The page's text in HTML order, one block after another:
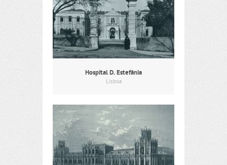
Hospital D. Estefânia
Lisboa